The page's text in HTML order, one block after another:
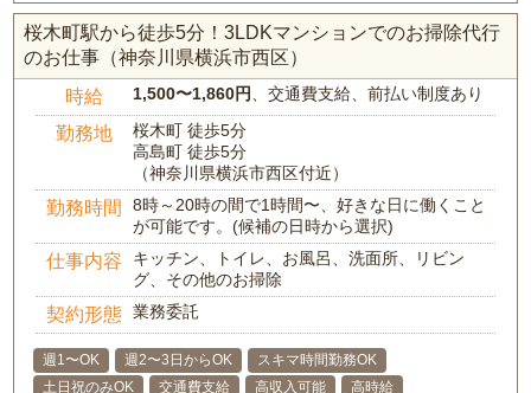
桜木町駅から徒歩5分！3LDKマンションでのお掃除代行
のお仕事（神奈川県横浜市西区）
時給 1,500〜1,860円、交通費支給、前払い制度あり
勤務地
桜木町 徒歩5分
高島町 徒歩5分
（神奈川県横浜市西区付近）
勤務時間
8時～20時の間で1時間〜、好きな日に働くこと
が可能です。(候補の日時から選択)
仕事内容
キッチン、トイレ、お風呂、洗面所、リビン
グ、その他のお掃除
契約形態 業務委託
週1〜OK 週2〜3日からOK
スキマ時間勤務OK
土日祝のみOK
交通費支給 高収入可能
高時給